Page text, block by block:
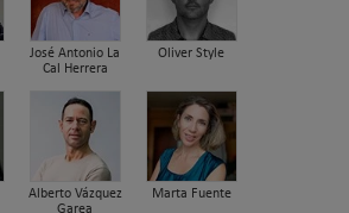
José Antonio La
Cal Herrera
Oliver Style
Alberto Vázquez
Garea
Marta Fuente